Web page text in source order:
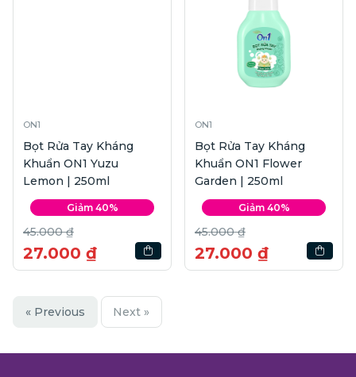
ON1
Bọt Rửa Tay Kháng
Khuẩn ON1 Yuzu
Lemon | 250ml
Giảm 40%
45.000 ₫
27.000 ₫
ON1
Bọt Rửa Tay Kháng
Khuẩn ON1 Flower
Garden | 250ml
Giảm 40%
45.000 ₫
27.000 ₫
« Previous Next »